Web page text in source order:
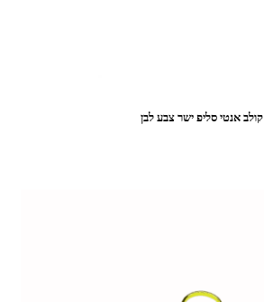
קולב אנטי סליפ ישר צבע לבן